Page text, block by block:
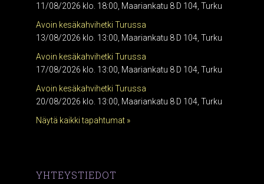
11/08/2026 klo. 18:00, Maariankatu 8 D 104, Turku
Avoin kesäkahvihetki Turussa
13/08/2026 klo. 13:00, Maariankatu 8 D 104, Turku
Avoin kesäkahvihetki Turussa
17/08/2026 klo. 13:00, Maariankatu 8 D 104, Turku
Avoin kesäkahvihetki Turussa
20/08/2026 klo. 13:00, Maariankatu 8 D 104, Turku
Näytä kaikki tapahtumat »
YHTEYSTIEDOT